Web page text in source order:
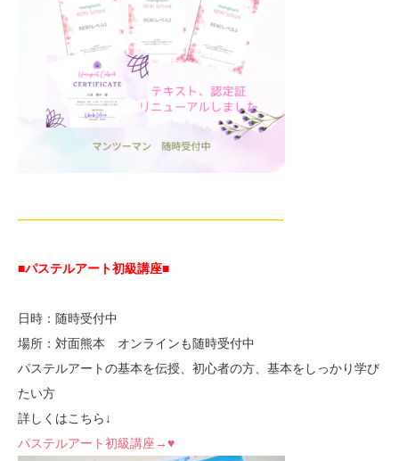
—————————————————————-
■パステルアート初級講座■
日時：随時受付中
場所：対面熊本 オンラインも随時受付中
パステルアートの基本を伝授、初心者の方、基本をしっかり学び
たい方
詳しくはこちら↓
パステルアート初級講座→♥